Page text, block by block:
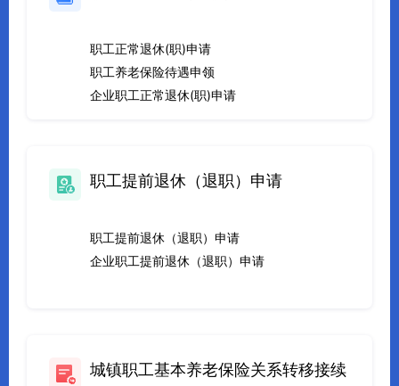
职工正常退休(职)申请
职工养老保险待遇申领
企业职工正常退休(职)申请
职工提前退休（退职）申请
职工提前退休（退职）申请
企业职工提前退休（退职）申请
城镇职工基本养老保险关系转移接续